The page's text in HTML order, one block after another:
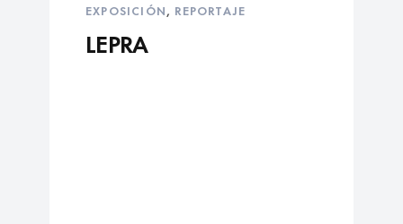
EXPOSICIÓN, REPORTAJE
LEPRA